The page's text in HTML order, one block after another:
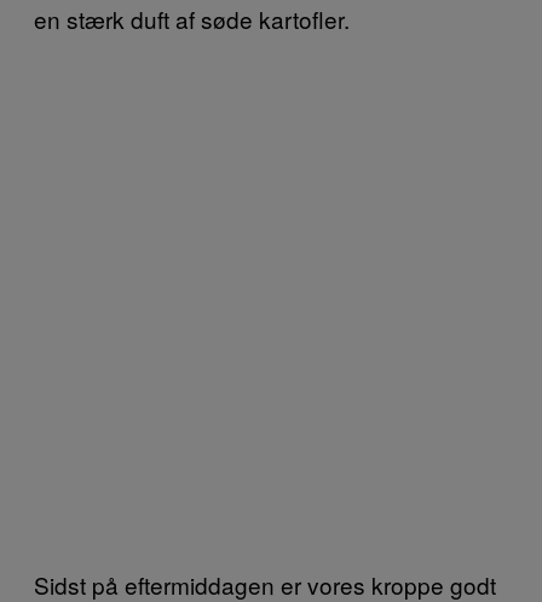
en stærk duft af søde kartofler.
Sidst på eftermiddagen er vores kroppe godt